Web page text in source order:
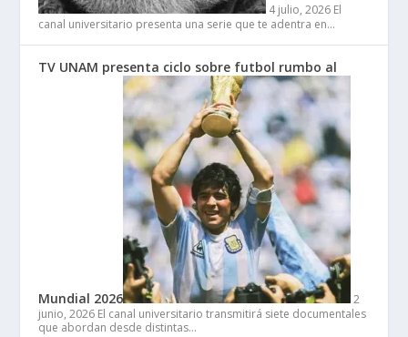
4 julio, 2026 El
canal universitario presenta una serie que te adentra en…
TV UNAM presenta ciclo sobre futbol rumbo al
Mundial 2026
2
junio, 2026 El canal universitario transmitirá siete documentales
que abordan desde distintas…